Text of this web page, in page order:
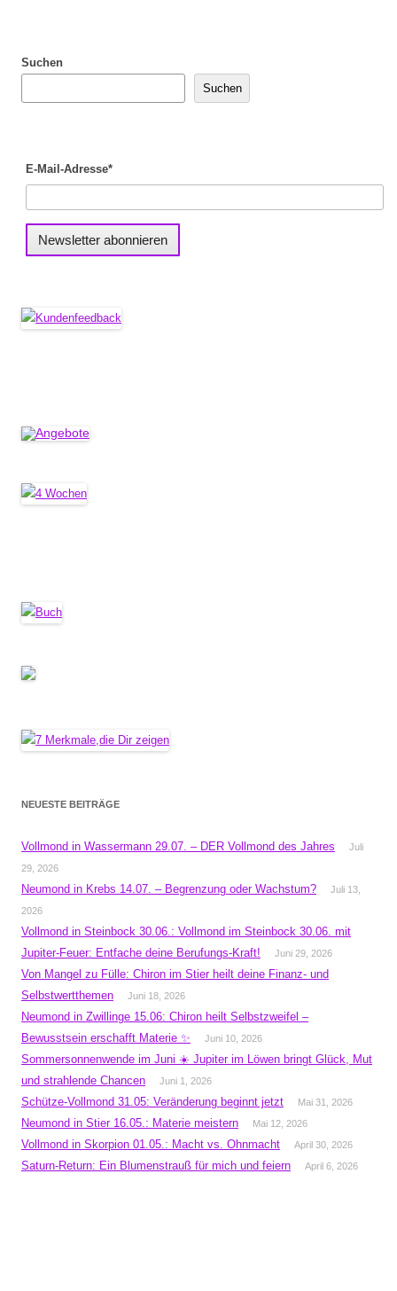
Suchen
Suchen
E-Mail-Adresse*
NEUESTE BEITRÄGE
Vollmond in Wassermann 29.07. – DER Vollmond des Jahres
Juli
29, 2026
Neumond in Krebs 14.07. – Begrenzung oder Wachstum?
Juli 13,
2026
Vollmond in Steinbock 30.06.: Vollmond im Steinbock 30.06. mit
Jupiter-Feuer: Entfache deine Berufungs-Kraft!
Juni 29, 2026
Von Mangel zu Fülle: Chiron im Stier heilt deine Finanz- und
Selbstwertthemen
Juni 18, 2026
Neumond in Zwillinge 15.06: Chiron heilt Selbstzweifel –
Bewusstsein erschafft Materie ✨
Juni 10, 2026
Sommersonnenwende im Juni ☀️ Jupiter im Löwen bringt Glück, Mut
und strahlende Chancen
Juni 1, 2026
Schütze-Vollmond 31.05: Veränderung beginnt jetzt Mai 31, 2026
Neumond in Stier 16.05.: Materie meistern Mai 12, 2026
Vollmond in Skorpion 01.05.: Macht vs. Ohnmacht April 30, 2026
Saturn-Return: Ein Blumenstrauß für mich und feiern April 6, 2026